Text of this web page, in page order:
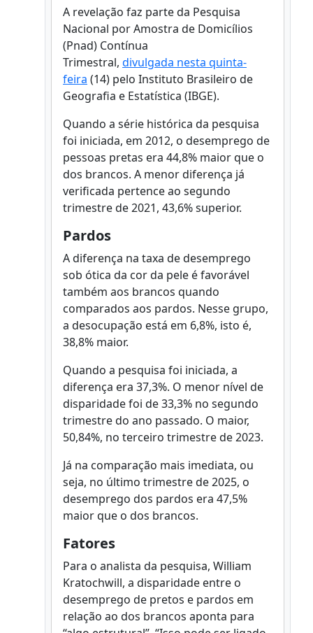
A revelação faz parte da Pesquisa
Nacional por Amostra de Domicílios
(Pnad) Contínua
Trimestral, divulgada nesta quinta-
feira (14) pelo Instituto Brasileiro de
Geografia e Estatística (IBGE).
Quando a série histórica da pesquisa
foi iniciada, em 2012, o desemprego de
pessoas pretas era 44,8% maior que o
dos brancos. A menor diferença já
verificada pertence ao segundo
trimestre de 2021, 43,6% superior.
Pardos
A diferença na taxa de desemprego
sob ótica da cor da pele é favorável
também aos brancos quando
comparados aos pardos. Nesse grupo,
a desocupação está em 6,8%, isto é,
38,8% maior.
Quando a pesquisa foi iniciada, a
diferença era 37,3%. O menor nível de
disparidade foi de 33,3% no segundo
trimestre do ano passado. O maior,
50,84%, no terceiro trimestre de 2023.
Já na comparação mais imediata, ou
seja, no último trimestre de 2025, o
desemprego dos pardos era 47,5%
maior que o dos brancos.
Fatores
Para o analista da pesquisa, William
Kratochwill, a disparidade entre o
desemprego de pretos e pardos em
relação ao dos brancos aponta para